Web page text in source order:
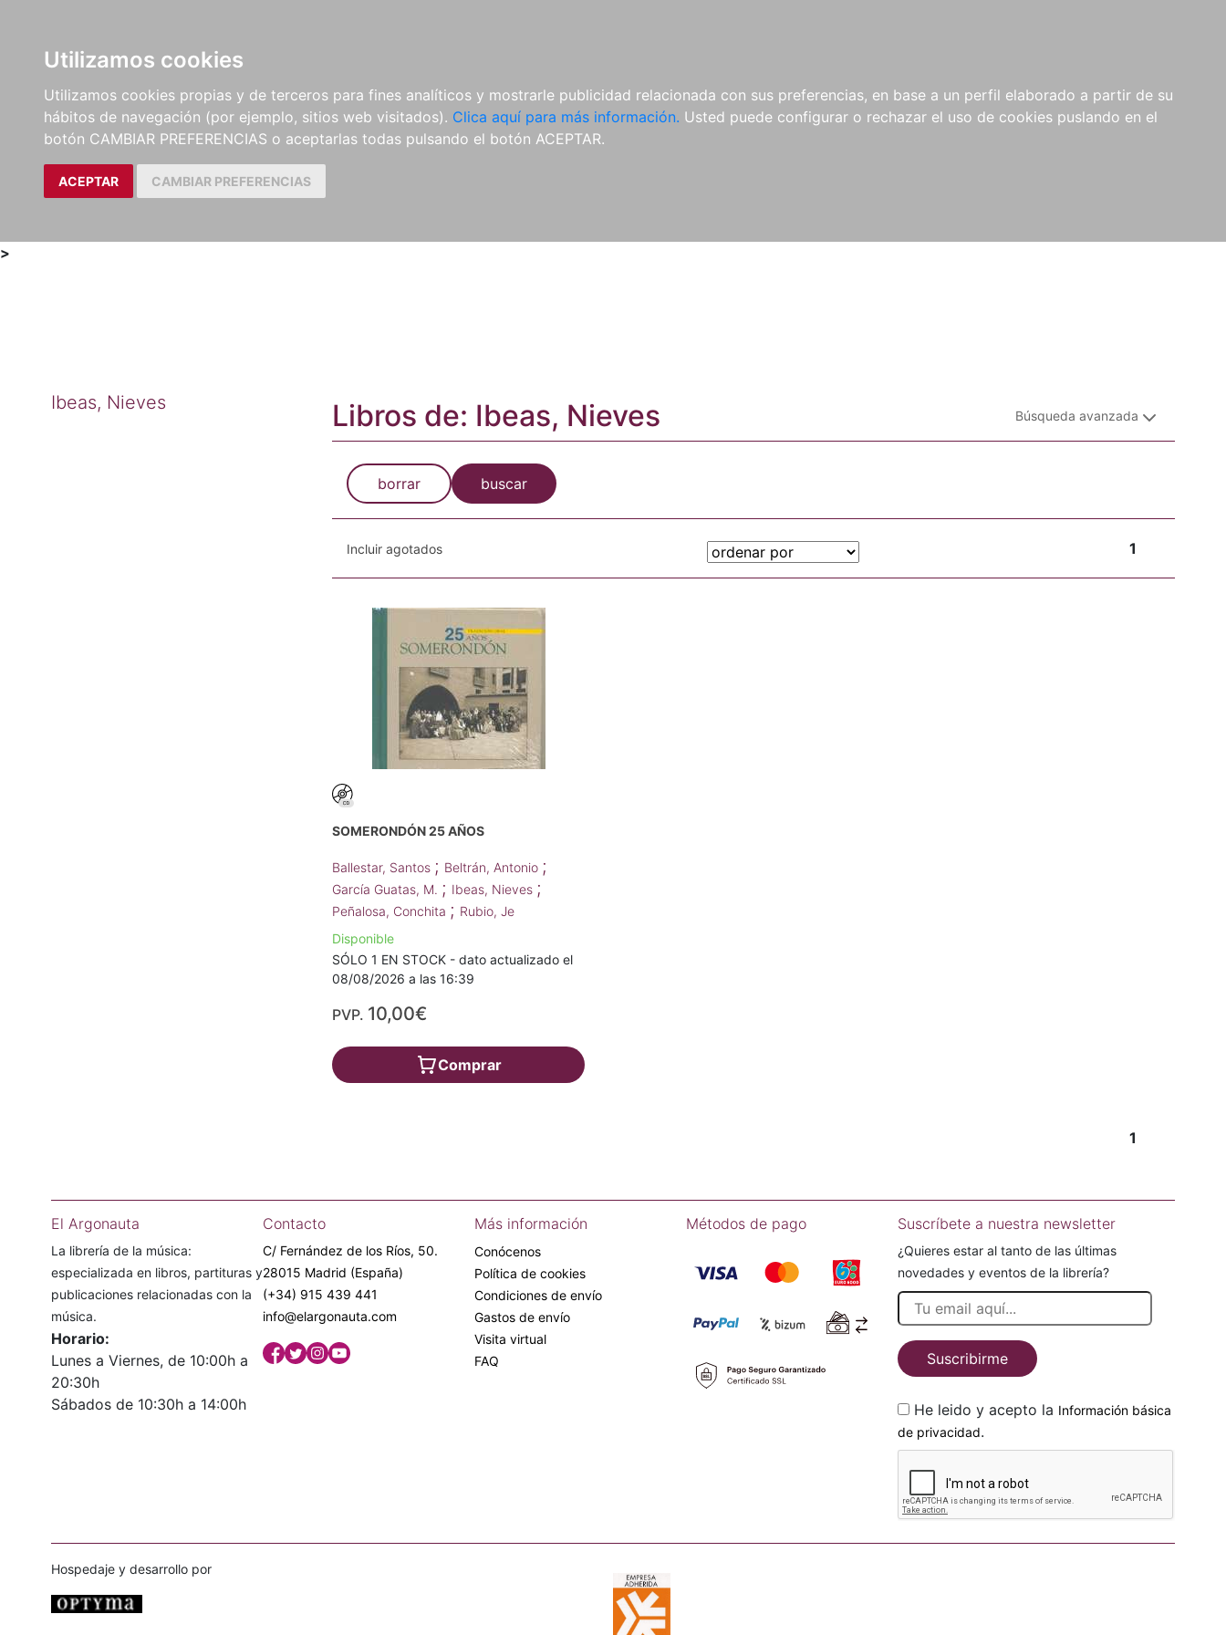
Utilizamos cookies
Utilizamos cookies propias y de terceros para fines analíticos y mostrarle publicidad relacionada con sus preferencias, en base a un perfil elaborado a partir de su
hábitos de navegación (por ejemplo, sitios web visitados). Clica aquí para más información. Usted puede configurar o rechazar el uso de cookies puslando en el
botón CAMBIAR PREFERENCIAS o aceptarlas todas pulsando el botón ACEPTAR.
ACEPTAR CAMBIAR PREFERENCIAS
LIBROS
MÉTODOS Y
EJERCICIOS
PARTITURAS Y EDICIONES
CRÍTICAS
REVISTAS
CDS Y
DVDS
MATERIAL
COMPLEMENTARIO
NOVEDADES NOTICIAS
COMPRAS
INSTITUCIONALES
>
Ibeas, Nieves Libros de: Ibeas, Nieves Búsqueda avanzada
borrar buscar
Incluir agotados 1
SOMERONDÓN 25 AÑOS
Ballestar, Santos ; Beltrán, Antonio ;
García Guatas, M. ; Ibeas, Nieves ;
Peñalosa, Conchita ; Rubio, Je
Disponible
SÓLO 1 EN STOCK - dato actualizado el
08/08/2026 a las 16:39
PVP. 10,00€
Comprar
1
El Argonauta
La librería de la música:
especializada en libros, partituras y
publicaciones relacionadas con la
música.
Horario:
Lunes a Viernes, de 10:00h a
20:30h
Sábados de 10:30h a 14:00h
Contacto
C/ Fernández de los Ríos, 50.
28015 Madrid (España)
(+34) 915 439 441
info@elargonauta.com
Más información
Conócenos
Política de cookies
Condiciones de envío
Gastos de envío
Visita virtual
FAQ
Métodos de pago Suscríbete a nuestra newsletter
¿Quieres estar al tanto de las últimas
novedades y eventos de la librería?
Suscribirme
He leido y acepto la Información básica
de privacidad.
Hospedaje y desarrollo por